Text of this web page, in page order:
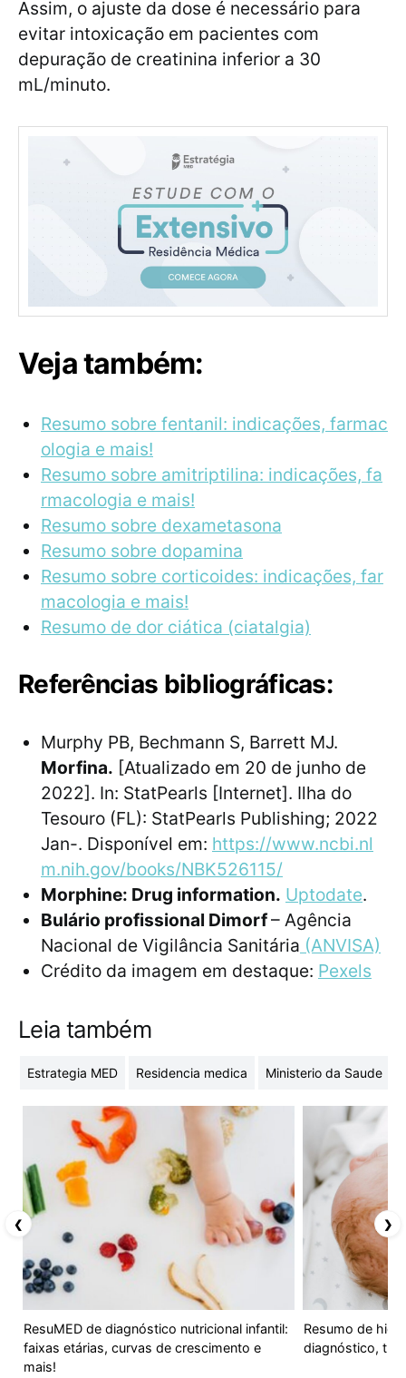
Assim, o ajuste da dose é necessário para
evitar intoxicação em pacientes com
depuração de creatinina inferior a 30
mL/minuto.
Veja também:
Resumo sobre fentanil: indicações, farmac
ologia e mais!
Resumo sobre amitriptilina: indicações, fa
rmacologia e mais!
Resumo sobre dexametasona
Resumo sobre dopamina
Resumo sobre corticoides: indicações, far
macologia e mais!
Resumo de dor ciática (ciatalgia)
Referências bibliográficas:
Murphy PB, Bechmann S, Barrett MJ.
Morfina. [Atualizado em 20 de junho de
2022]. In: StatPearls [Internet]. Ilha do
Tesouro (FL): StatPearls Publishing; 2022
Jan-. Disponível em: https://www.ncbi.nl
m.nih.gov/books/NBK526115/
Morphine: Drug information. Uptodate.
Bulário profissional Dimorf– Agência
Nacional de Vigilância Sanitária (ANVISA)
Crédito da imagem em destaque: Pexels
Leia também
Estrategia MED Residencia medica Ministerio da Saude
ResuMED de diagnóstico nutricional infantil:
faixas etárias, curvas de crescimento e
mais!
Resumo de
diagnóstico,
❮ ❯